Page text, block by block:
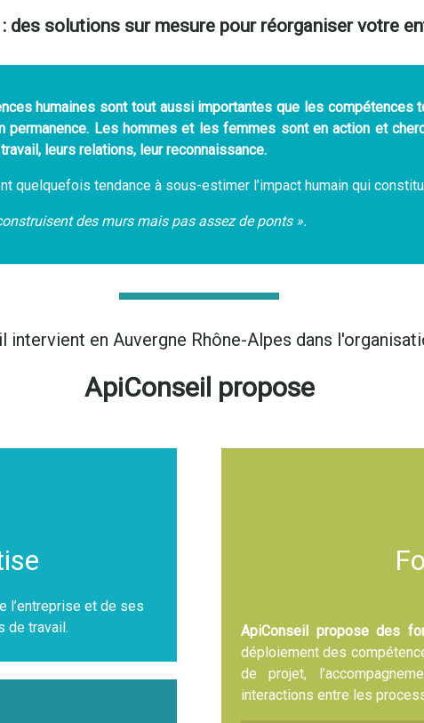
des solutions sur mesure pour réorganiser votre
humaines sont tout aussi importantes que les compétences
permanence. Les hommes et les femmes sont en action et
leurs relations, leur reconnaissance.
quelquefois tendance à sous-estimer l’impact humain qui
des murs mais pas assez de ponts ».
intervient en Auvergne Rhône-Alpes dans
ApiConseil propose
l’entreprise et de ses
de travail.
ApiConseil propose des
déploiement des
de projet,
interactions entre les